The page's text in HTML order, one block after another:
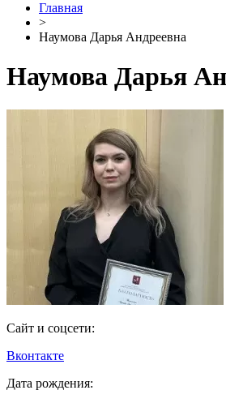
Главная
>
Наумова Дарья Андреевна
Наумова Дарья
Сайт и соцсети:
Вконтакте
Дата рождения: